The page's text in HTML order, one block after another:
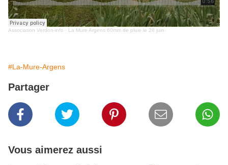
Association Verdon-info · La Mure Argens 60mm de pluie le 28 juin
#La-Mure-Argens
Partager
Vous aimerez aussi